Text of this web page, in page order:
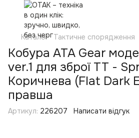
Каталог Тактичне спорядження
Кобура ATA Gear
ver.1 для зброї TT -
Коричнева (Flat Dark
правша
Артикул: 226207 Написати відгук